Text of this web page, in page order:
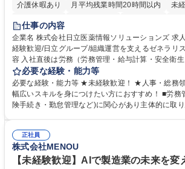
介護休暇あり
月平均残業時間20時間以内
未
住宅手当あり
育休あり
完全週休2日制 交通費支給 土日祝
仕事の内容
企業名 株式会社日立医薬情報ソリューションズ 求人名 【総務・人事】未
経験歓迎/日立グループ/組織運営を支えるゼネラリストを
容 入社直後は労務（労務管理・給与計算・安全衛
任せいたします。将来は総務・採用・教育業務へ守
営を支えるゼネラリストをめざせます。 ・初期業務：労働時間管理、給与
計算、社会保険対応、福利厚生管理、安全衛生、
します。ご経験に応じて、休職者管理など、幅広く
幅広く経験を積みたい意欲がある方に最適な環境です。 募集職種
務・人事】未経験歓迎/日立グループ/組織運営を支
指す
必要な経験・能力等
必要な経験・能力等 ★未経験歓迎！ ★人事・総務
幅広いスキルを身につけたい方におすすめ！ ■労務管理(給与計算・社会保
険手続き・勤怠管理など)に関心があり主体的に取
のご経験 ■労務管理（給与計算・社会保険手続き・
■衛生管理者の資格をお持ちの方 学歴・資格 学歴：大学院 大学 高専 短大
専修学校 高校 語学力： 資格：
正社員
株式会社MENOU
【未経験歓迎】AIで製造業の未来を変